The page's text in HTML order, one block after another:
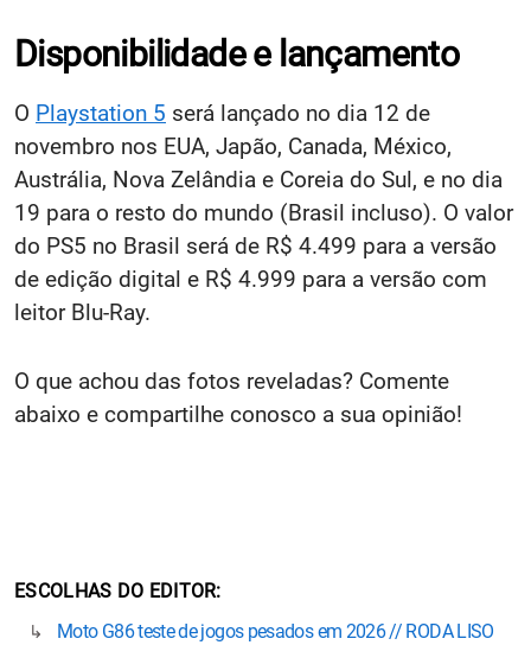
Disponibilidade e lançamento
O Playstation 5 será lançado no dia 12 de
novembro nos EUA, Japão, Canada, México,
Austrália, Nova Zelândia e Coreia do Sul, e no dia
19 para o resto do mundo (Brasil incluso). O valor
do PS5 no Brasil será de R$ 4.499 para a versão
de edição digital e R$ 4.999 para a versão com
leitor Blu-Ray.
O que achou das fotos reveladas? Comente
abaixo e compartilhe conosco a sua opinião!
ESCOLHAS DO EDITOR
Moto G86 teste de jogos pesados em 2026 // RODA LISO